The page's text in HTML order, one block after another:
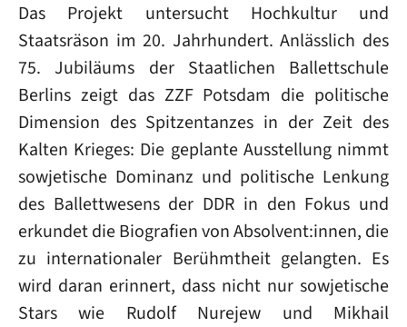
Das Projekt untersucht Hochkultur und
Staatsräson im 20. Jahrhundert. Anlässlich des
75. Jubiläums der Staatlichen Ballettschule
Berlins zeigt das ZZF Potsdam die politische
Dimension des Spitzentanzes in der Zeit des
Kalten Krieges: Die geplante Ausstellung nimmt
sowjetische Dominanz und politische Lenkung
des Ballettwesens der DDR in den Fokus und
erkundet die Biografien von Absolvent:innen, die
zu internationaler Berühmtheit gelangten. Es
wird daran erinnert, dass nicht nur sowjetische
Stars wie Rudolf Nurejew und Mikhail